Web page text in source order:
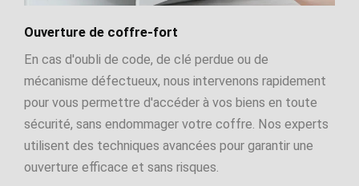
Ouverture de coffre-fort
En cas d'oubli de code, de clé perdue ou de
mécanisme défectueux, nous intervenons rapidement
pour vous permettre d'accéder à vos biens en toute
sécurité, sans endommager votre coffre. Nos experts
utilisent des techniques avancées pour garantir une
ouverture efficace et sans risques.